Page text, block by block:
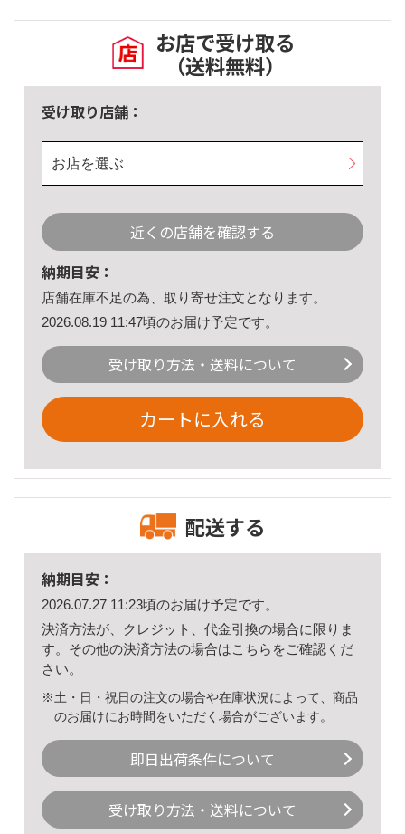
お店で受け取る
（送料無料）
受け取り店舗：
お店を選ぶ
近くの店舗を確認する
納期目安：
店舗在庫不足の為、取り寄せ注文となります。
2026.08.19 11:47頃のお届け予定です。
受け取り方法・送料について
カートに入れる
配送する
納期目安：
2026.07.27 11:23頃のお届け予定です。
決済方法が、クレジット、代金引換の場合に限りま
す。その他の決済方法の場合はこちら をご確認くだ
さい。
※土・日・祝日の注文の場合や在庫状況によって、商品
のお届けにお時間をいただく場合がございます。
即日出荷条件について
受け取り方法・送料について